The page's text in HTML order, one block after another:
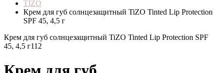
TIZO
Крем для губ солнцезащитный TiZO Tinted Lip Protection
SPF 45, 4,5 г
Крем для губ солнцезащитный TiZO Tinted Lip Protection SPF
45, 4,5 г112